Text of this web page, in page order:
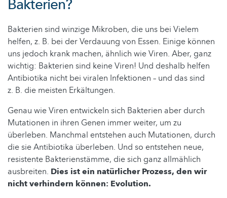
Bakterien?
Bakterien sind winzige Mikroben, die uns bei Vielem
helfen, z. B. bei der Verdauung von Essen. Einige können
uns jedoch krank machen, ähnlich wie Viren. Aber, ganz
wichtig: Bakterien sind keine Viren! Und deshalb helfen
Antibiotika nicht bei viralen Infektionen – und das sind
z. B. die meisten Erkältungen.
Genau wie Viren entwickeln sich Bakterien aber durch
Mutationen in ihren Genen immer weiter, um zu
überleben. Manchmal entstehen auch Mutationen, durch
die sie Antibiotika überleben. Und so entstehen neue,
resistente Bakterienstämme, die sich ganz allmählich
ausbreiten. Dies ist ein natürlicher Prozess, den wir
nicht verhindern können: Evolution.